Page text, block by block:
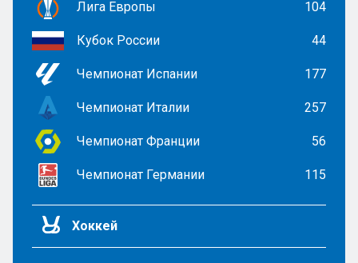
Лига Европы 104
Кубок России 44
Чемпионат Испании 177
Чемпионат Италии 257
Чемпионат Франции 56
Чемпионат Германии 115
Хоккей